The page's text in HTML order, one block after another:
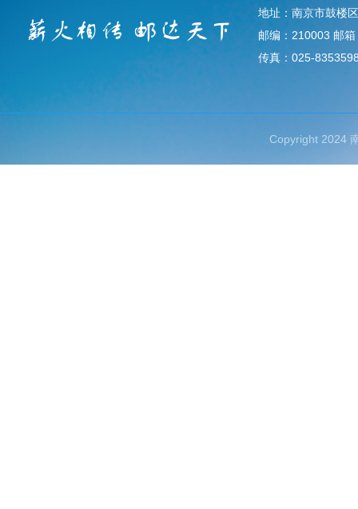
地址：南京市鼓楼
邮编：210003 邮
传真：025-
Copyright 2024